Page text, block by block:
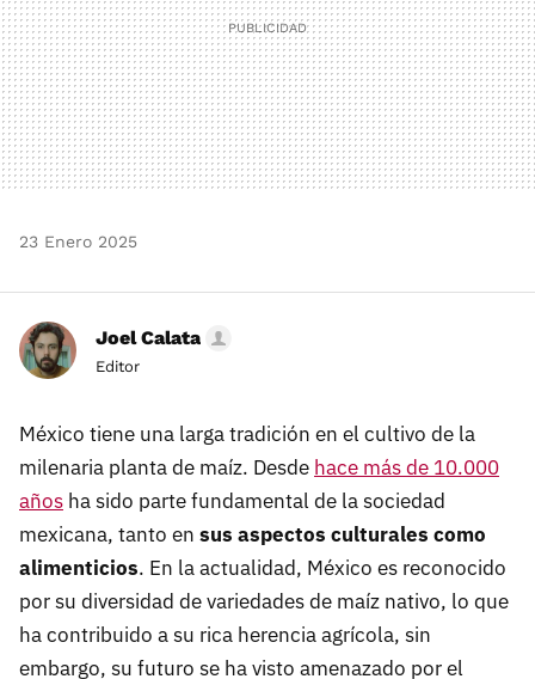
23 Enero 2025
Joel Calata
Editor
México tiene una larga tradición en el cultivo de la
milenaria planta de maíz. Desde hace más de 10.000
años ha sido parte fundamental de la sociedad
mexicana, tanto en sus aspectos culturales como
alimenticios. En la actualidad, México es reconocido
por su diversidad de variedades de maíz nativo, lo que
ha contribuido a su rica herencia agrícola, sin
embargo, su futuro se ha visto amenazado por el